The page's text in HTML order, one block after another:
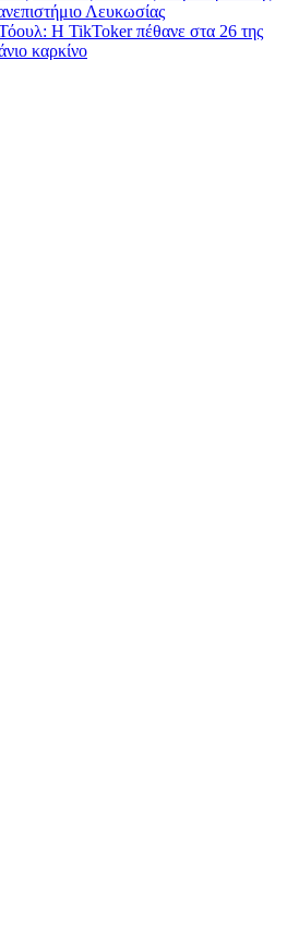
Λευκωσίας
Τόουλ: Η TikToker πέθανε στα 26 της
καρκίνο